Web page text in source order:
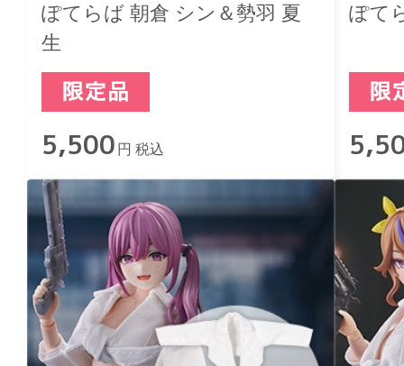
ぽてらば 朝倉 シン＆勢羽 夏
生
5,500 円 税込
ぽて